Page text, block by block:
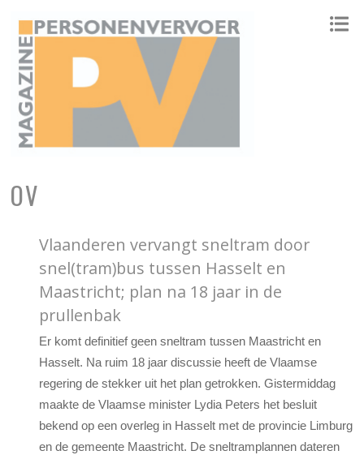
OV
Vlaanderen vervangt sneltram door
snel(tram)bus tussen Hasselt en
Maastricht; plan na 18 jaar in de
prullenbak
Er komt definitief geen sneltram tussen Maastricht en
Hasselt. Na ruim 18 jaar discussie heeft de Vlaamse
regering de stekker uit het plan getrokken. Gistermiddag
maakte de Vlaamse minister Lydia Peters het besluit
bekend op een overleg in Hasselt met de provincie Limburg
en de gemeente Maastricht. De sneltramplannen dateren